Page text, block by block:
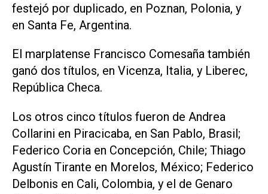
festejó por duplicado, en Poznan, Polonia, y
en Santa Fe, Argentina.
El marplatense Francisco Comesaña también
ganó dos títulos, en Vicenza, Italia, y Liberec,
República Checa.
Los otros cinco títulos fueron de Andrea
Collarini en Piracicaba, en San Pablo, Brasil;
Federico Coria en Concepción, Chile; Thiago
Agustín Tirante en Morelos, México; Federico
Delbonis en Cali, Colombia, y el de Genaro